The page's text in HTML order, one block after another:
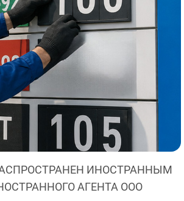
ИНОСТРАННЫМ
АГЕНТА ООО